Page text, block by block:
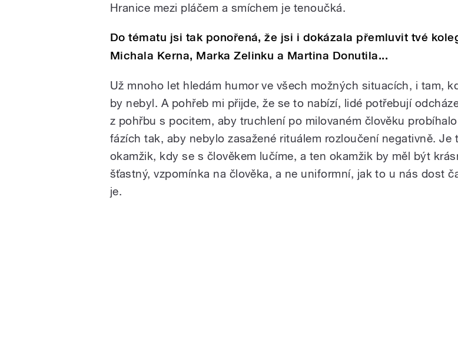
Hranice mezi pláčem a smíchem je tenoučká.
Do tématu jsi tak ponořená, že jsi i dokázala přemluvit tvé
Michala Kerna, Marka Zelinku a Martina Donutila...
Už mnoho let hledám humor ve všech možných situacích, i tam,
by nebyl. A pohřeb mi přijde, že se to nabízí, lidé potřebují
z pohřbu s pocitem, aby truchlení po milovaném člověku
fázích tak, aby nebylo zasažené rituálem rozloučení negativně. Je
okamžik, kdy se s člověkem lučíme, a ten okamžik by měl být
šťastný, vzpomínka na člověka, a ne uniformní, jak to u nás dost
je.